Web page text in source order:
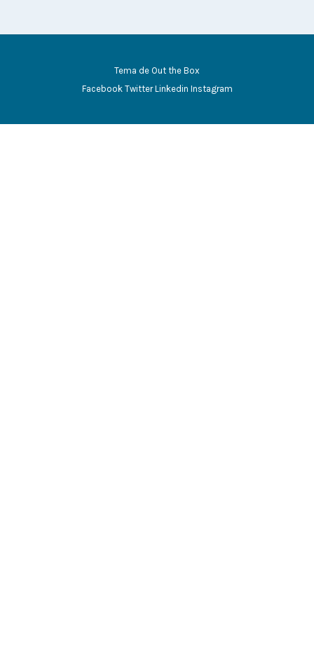
Tema de Out the Box
Facebook Twitter Linkedin Instagram